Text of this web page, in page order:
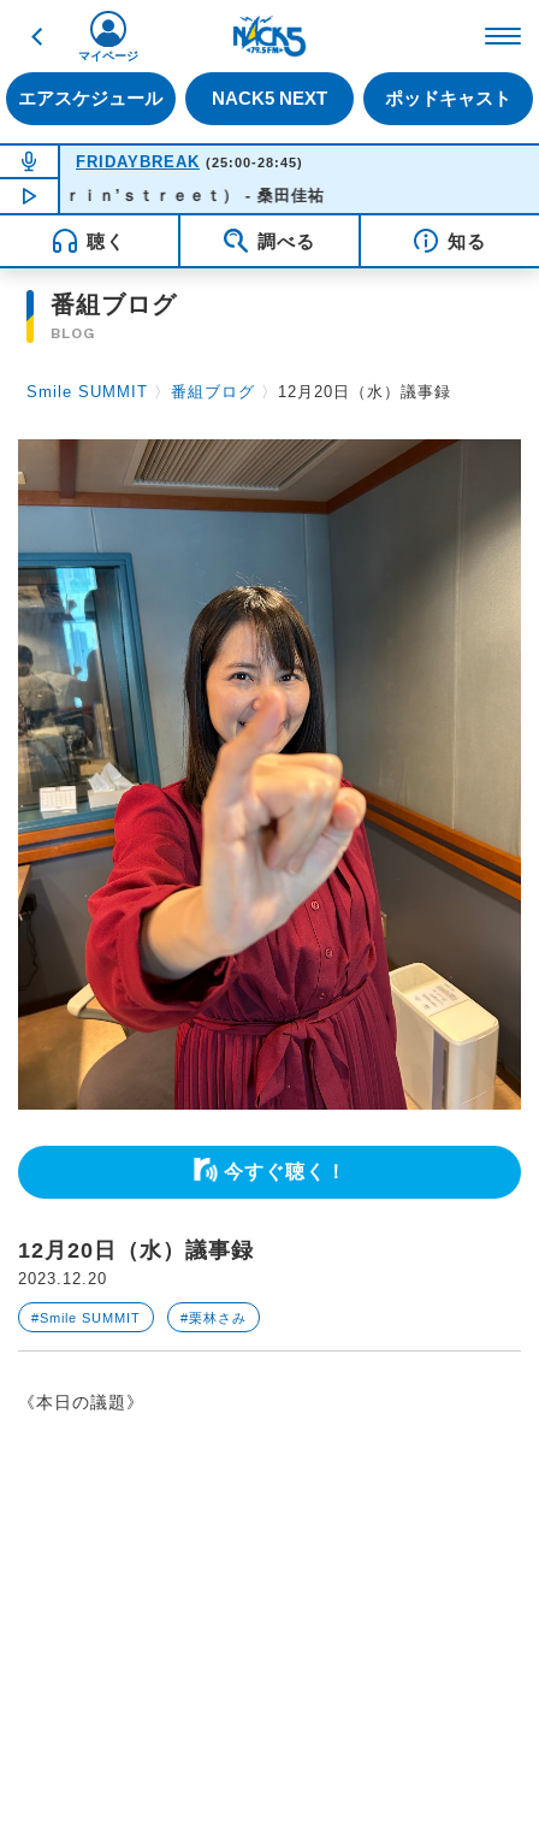
戻る
エアスケジュール NACK5 NEXT ポッドキャスト
マイページ
NOW ON AIR
FRIDAYBREAK (25:00-28:45)
NOW PLAYING03:45
ｉｎ’ｓｔｒｅｅｔ） - 桑田佳祐
聴く 調べる 知る
番組ブログ
BLOG
Smile SUMMIT 〉番組ブログ 〉 12月20日（水）議事録
今すぐ聴く！
12月20日（水）議事録
2023.12.20
#Smile SUMMIT #栗林さみ
《本日の議題》